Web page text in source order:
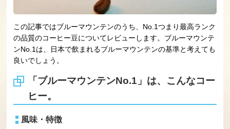
この記事ではブルーマウンテンのうち、No.1つまり最高ランク
の品質のコーヒー豆についてレビューします。ブルーマウンテ
ンNo.1は、日本で飲まれるブルーマウンテンの基準と考えても
良いでしょう。
「ブルーマウンテンNo.1」は、こんなコー
ヒー。
風味・特徴